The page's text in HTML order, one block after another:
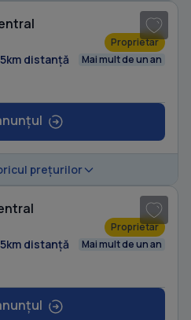
Proprietar
distanță Mai mult de un an
prețurilor
Proprietar
distanță Mai mult de un an